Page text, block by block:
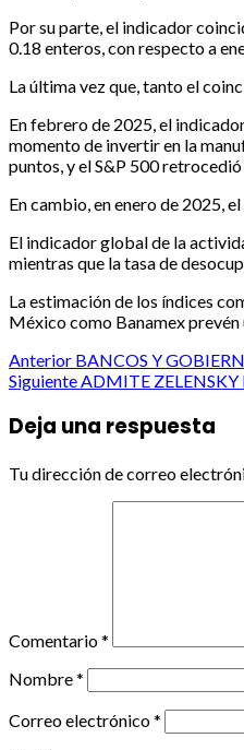
Por su parte, el indicador
0.18 enteros, con respecto a
La última vez que, tanto el
En febrero de 2025, el
momento de invertir en la
puntos, y el S&P 500
En cambio, en enero de 2025,
El indicador global de la
mientras que la tasa de
La estimación de los índices
México como Banamex prevén
Post
Anterior BANCOS Y
Siguiente ADMITE ZELENSKY
Deja una respuesta
Tu dirección de correo
Comentario*
Nombre*
Correo electrónico*